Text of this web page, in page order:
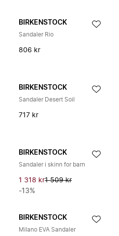
BIRKENSTOCK
Sandaler Rio
806 kr
BIRKENSTOCK
Sandaler Desert Soil
717 kr
BIRKENSTOCK
Sandaler i skinn for barn
1 318 kr1 509 kr
-13%
BIRKENSTOCK
Milano EVA Sandaler